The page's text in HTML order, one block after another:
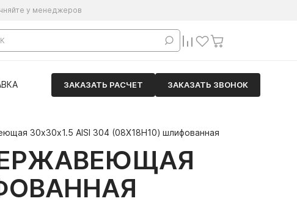
у менеджеров
ЗАКАЗАТЬ РАСЧЕТ ЗАКАЗАТЬ ЗВОНОК
30х30х1.5 AISI 304 (08Х18Н10) шлифованная